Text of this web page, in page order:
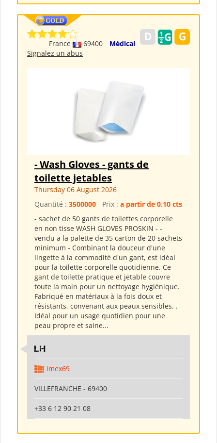
France 69400
Médical
Signalez un abus
- Wash Gloves - gants de
toilette jetables
Thursday 06 August 2026
Quantité : 3500000 - Prix : a partir de 0.10 cts
- sachet de 50 gants de toilettes corporelle
en non tisse WASH GLOVES PROSKIN - -
vendu a la palette de 35 carton de 20 sachets
minimum - Combinant la douceur d'une
lingette à la commodité d'un gant, est idéal
pour la toilette corporelle quotidienne. Ce
gant de toilette pratique et jetable couvre
toute la main pour un nettoyage hygiénique.
Fabriqué en matériaux à la fois doux et
résistants, convenant aux peaux sensibles. .
Idéal pour un usage quotidien pour une
peau propre et saine...
LH
imex69
VILLEFRANCHE - 69400
+33 6 12 90 21 08